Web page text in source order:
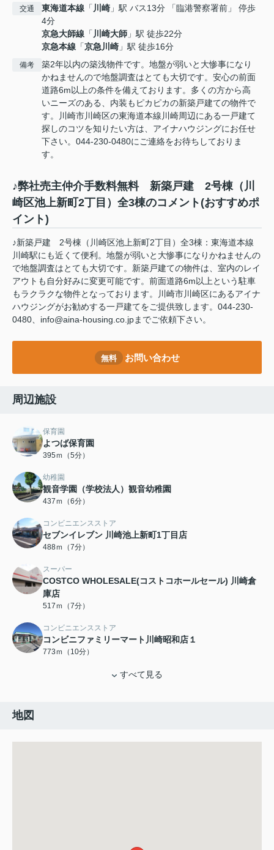
交通 東海道本線 「 川崎 」駅 バス13分 「臨港警察署前」 停歩
4分
京急大師線 「 川崎大師 」駅 徒歩22分
京急本線 「京急川崎 」駅 徒歩16分
備考
築2年以内の築浅物件です。地盤が弱いと大惨事になり
かねませんので地盤調査はとても大切です。安心の前面
道路6m以上の条件を備えております。多くの方から高
いニーズのある、内装もピカピカの新築戸建ての物件で
す。川崎市川崎区の東海道本線川崎周辺にある一戸建て
探しのコツを知りたい方は、アイナハウジングにお任せ
下さい。044-230-0480にご連絡をお待ちしておりま
す。
♪弊社売主仲介手数料無料 新築戸建 2号棟（川
崎区池上新町2丁目）全3棟のコメント(おすすめポ
イント)
♪新築戸建 2号棟（川崎区池上新町2丁目）全3棟：東海道本線
川崎駅にも近くて便利。地盤が弱いと大惨事になりかねませんの
で地盤調査はとても大切です。新築戸建ての物件は、室内のレイ
アウトも自分好みに変更可能です。前面道路6m以上という駐車
もラクラクな物件となっております。川崎市川崎区にあるアイナ
ハウジングがお勧めする一戸建てをご提供致します。044-230-
0480、info@aina-housing.co.jpまでご依頼下さい。
無料 お問い合わせ
周辺施設
保育園
よつば保育園
395ｍ（5分）
幼稚園
観音学園（学校法人）観音幼稚園
437ｍ（6分）
コンビニエンスストア
セブンイレブン 川崎池上新町1丁目店
488ｍ（7分）
スーパー
COSTCO WHOLESALE(コストコホールセール) 川崎倉
庫店
517ｍ（7分）
コンビニエンスストア
コンビニファミリーマート川崎昭和店１
773ｍ（10分）
すべて見る
地図